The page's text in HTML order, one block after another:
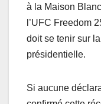
à la Maison
l’UFC Freedom
doit se tenir sur
présidentielle.
Si aucune